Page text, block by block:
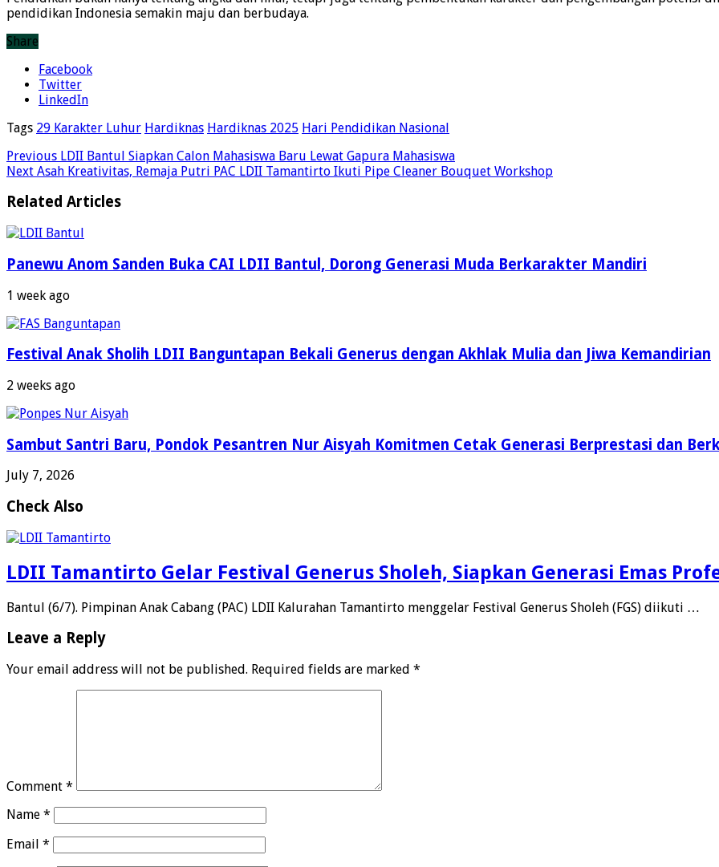
pendidikan Indonesia semakin maju dan berbudaya.
Share
Facebook
Twitter
LinkedIn
Tags 29 Karakter Luhur Hardiknas Hardiknas 2025 Hari Pendidikan Nasional
Previous LDII Bantul Siapkan Calon Mahasiswa Baru Lewat Gapura Mahasiswa
Next Asah Kreativitas, Remaja Putri PAC LDII Tamantirto Ikuti Pipe Cleaner Bouquet Workshop
Related Articles
Panewu Anom Sanden Buka CAI LDII Bantul, Dorong Generasi Muda Berkarakter Mandiri
1 week ago
Festival Anak Sholih LDII Banguntapan Bekali Generus dengan Akhlak Mulia dan Jiwa Kemandirian
2 weeks ago
Sambut Santri Baru, Pondok Pesantren Nur Aisyah Komitmen Cetak Generasi Berprestasi dan
July 7, 2026
Check Also
LDII Tamantirto Gelar Festival Generus Sholeh, Siapkan Generasi Emas
Bantul (6/7). Pimpinan Anak Cabang (PAC) LDII Kalurahan Tamantirto menggelar Festival Generus Sholeh (FGS) diikuti …
Leave a Reply
Your email address will not be published. Required fields are marked *
Comment *
Name *
Email *